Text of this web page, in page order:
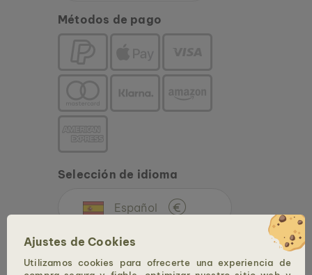
Ajustes de Cookies
Utilizamos cookies para ofrecerte una experiencia de
Métodos de pago
Selección de idioma
Español €